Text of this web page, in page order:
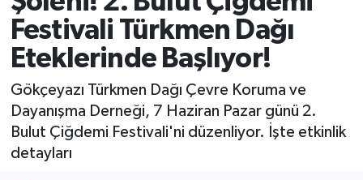
Festivali Türkmen Dağı
Eteklerinde Başlıyor!
Gökçeyazı Türkmen Dağı Çevre Koruma ve
Dayanışma Derneği, 7 Haziran Pazar günü 2.
Bulut Çiğdemi Festivali'ni düzenliyor. İşte etkinlik
detayları
Bigadiç
BİYOGRAFİLER
Burhaniye
Süper Lig Puan Durumu ve Fikstür
Tüm Manşetler
Son Dakika Haberleri